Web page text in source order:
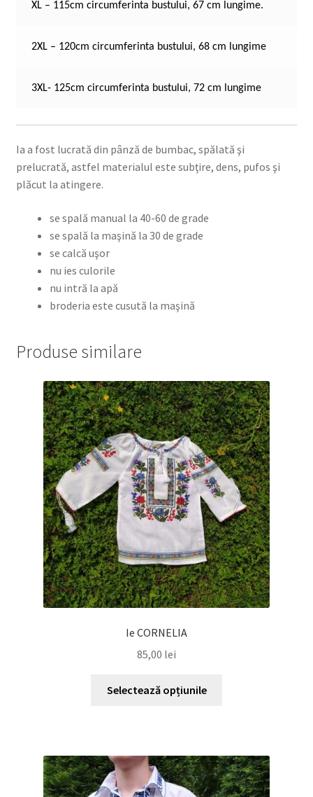
XL – 115cm circumferinta bustului, 67 cm lungime.
2XL – 120cm circumferinta bustului, 68 cm lungime
3XL- 125cm circumferinta bustului, 72 cm lungime
Ia a fost lucrată din pânză de bumbac, spălată şi
prelucrată, astfel materialul este subţire, dens, pufos şi
plăcut la atingere.
se spală manual la 40-60 de grade
se spală la maşină la 30 de grade
se calcă uşor
nu ies culorile
nu intră la apă
broderia este cusută la maşină
Produse similare
Ie CORNELIA
85,00 lei
Selectează opțiunile
variații.
Opțiunile